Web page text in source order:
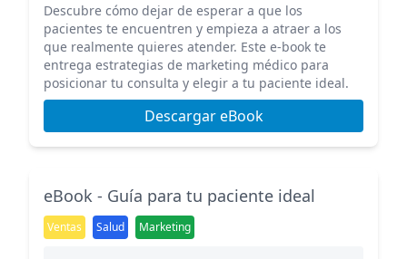
Descubre cómo dejar de esperar a que los
pacientes te encuentren y empieza a atraer a los
que realmente quieres atender. Este e-book te
entrega estrategias de marketing médico para
posicionar tu consulta y elegir a tu paciente ideal.
Descargar eBook
eBook - Guía para tu paciente ideal
Ventas Salud Marketing